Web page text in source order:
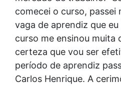
comecei o curso, passei
vaga de aprendiz que
curso me ensinou muita
certeza que vou ser
período de aprendiz
Carlos Henrique. A